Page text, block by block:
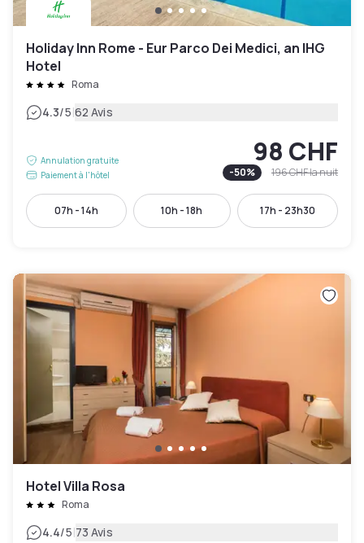
Holiday Inn Rome - Eur Parco Dei Medici, an IHG
Hotel
Roma
4.3/5|62 Avis
Annulation gratuite
Paiement à l'hôtel
98 CHF
-50% 196 CHFla nuit
07h - 14h 10h - 18h 17h - 23h30
Hotel Villa Rosa
Roma
4.4/5|73 Avis